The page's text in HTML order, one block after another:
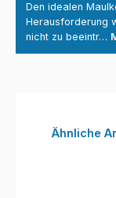
Den idealen
Herausforderung
nicht zu beeintr…
Ähnliche